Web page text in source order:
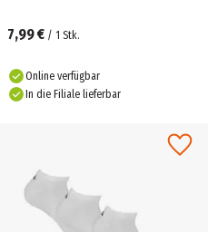
7,99 € / 1 Stk.
Online verfügbar
In die Filiale lieferbar